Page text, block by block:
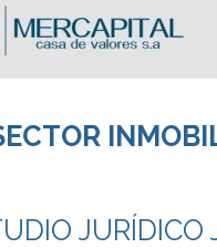
JURÍDICO